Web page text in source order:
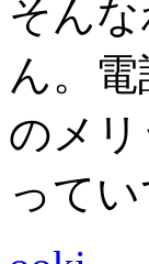
そん
ん。
のメ
って